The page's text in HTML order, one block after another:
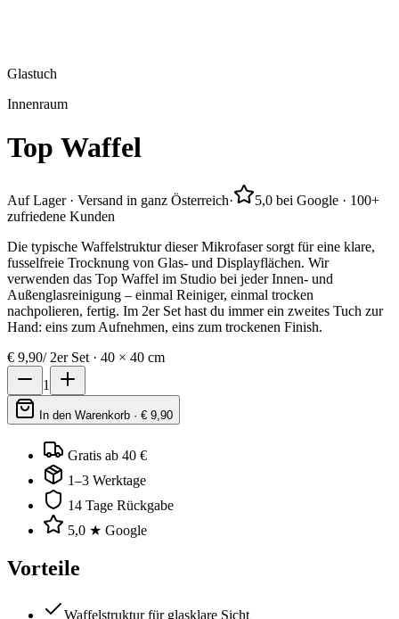
Glastuch
Innenraum
Top Waffel
Auf Lager · Versand in ganz Österreich·
5,0 bei Google · 100+
zufriedene Kunden
Die typische Waffelstruktur dieser Mikrofaser sorgt für eine klare,
fusselfreie Trocknung von Glas- und Displayflächen. Wir
verwenden das Top Waffel im Studio bei jeder Innen- und
Außenglasreinigung – einmal Reiniger, einmal trocken
nachpolieren, fertig. Im 2er Set hast du immer ein zweites Tuch zur
Hand: eins zum Aufnehmen, eins zum trockenen Finish.
€ 9,90/ 2er Set · 40 × 40 cm
1
In den Warenkorb · € 9,90
Gratis ab 40 €
1–3 Werktage
14 Tage Rückgabe
5,0 ★ Google
Vorteile
Waffelstruktur für glasklare Sicht